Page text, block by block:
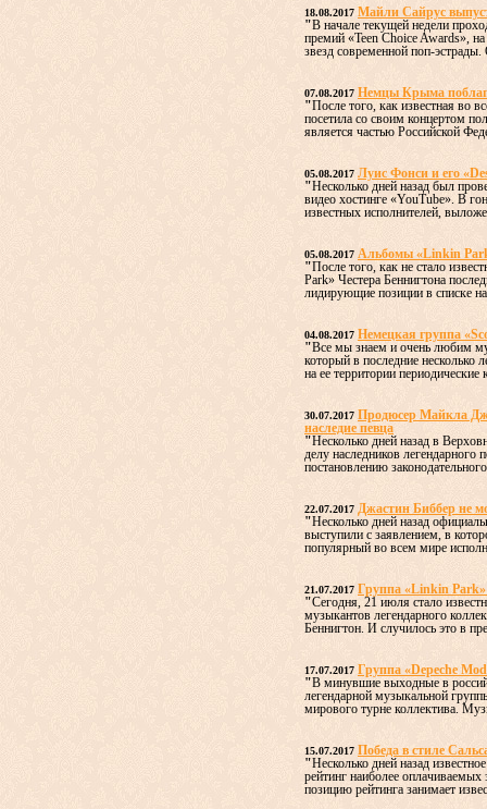
18.08.2017 Майли Сайрус
"В начале текущей недели
премий «Teen Choice Awards»,
звезд современной поп-
07.08.2017 Немцы Крыма
"После того, как известная во
посетила со своим концертом
является частью Российской
05.08.2017 Луис Фонси и его
"Несколько дней назад был
видео хостинге «YouTube». В
известных исполнителей,
05.08.2017 Альбомы «Linkin
"После того, как не стало
Park» Честера Беннигтона
лидирующие позиции в списке
04.08.2017 Немецкая группа
"Все мы знаем и очень любим
который в последние несколько
на ее территории периодические
30.07.2017 Продюсер Майкла
наследие певца
"Несколько дней назад в
делу наследников
постановлению
22.07.2017 Джастин Биббер не
"Несколько дней назад
выступили с заявлением, в
популярный во всем мире
21.07.2017 Группа «Linkin Park»
"Сегодня, 21 июля стало
музыкантов легендарного
Беннигтон. И случилось это в
17.07.2017 Группа «Depeche
"В минувшие выходные в
легендарной музыкальной
мирового турне коллектива.
15.07.2017 Победа в стиле
"Несколько дней назад
рейтинг наиболее
позицию рейтинга занимает